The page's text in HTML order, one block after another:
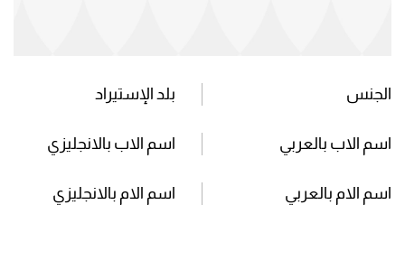
الجنس بلد الإستيراد
اسم الاب بالعربي اسم الاب بالانجليزي
اسم الام بالعربي اسم الام بالانجليزي